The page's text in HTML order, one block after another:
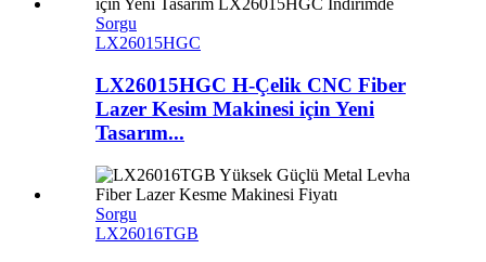
Sorgu
LX26015HGC
LX26015HGC H-Çelik CNC Fiber
Lazer Kesim Makinesi için Yeni
Tasarım...
Sorgu
LX26016TGB